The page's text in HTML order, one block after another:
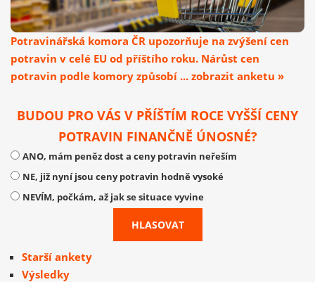
Potravinářská komora ČR upozorňuje na zvýšení cen
potravin v celé EU od příštího roku. Nárůst cen
potravin podle komory způsobí ... zobrazit anketu »
BUDOU PRO VÁS V PŘÍŠTÍM ROCE VYŠŠÍ CENY
POTRAVIN FINANČNĚ ÚNOSNÉ?
ANO, mám peněz dost a ceny potravin neřeším
NE, již nyní jsou ceny potravin hodně vysoké
NEVÍM, počkám, až jak se situace vyvine
Starší ankety
Výsledky